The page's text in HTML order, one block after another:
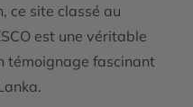
, ce site classé au
est une véritable
témoignage fascinant